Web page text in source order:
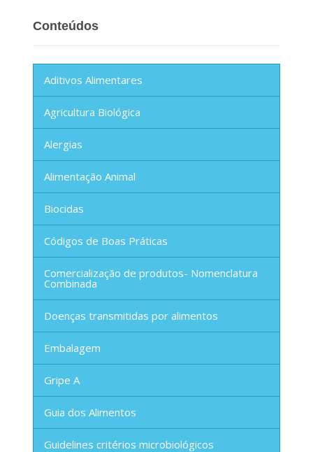
Conteúdos
Aditivos Alimentares
Agricultura Biológica
Alergias
Alimentação Animal
Biocidas
Códigos de Boas Práticas
Comercialização de produtos- Nomenclatura
Combinada
Doenças transmitidas por alimentos
Embalagem
Gripe A
Guia dos Alimentos
Guidelines critérios microbiológicos